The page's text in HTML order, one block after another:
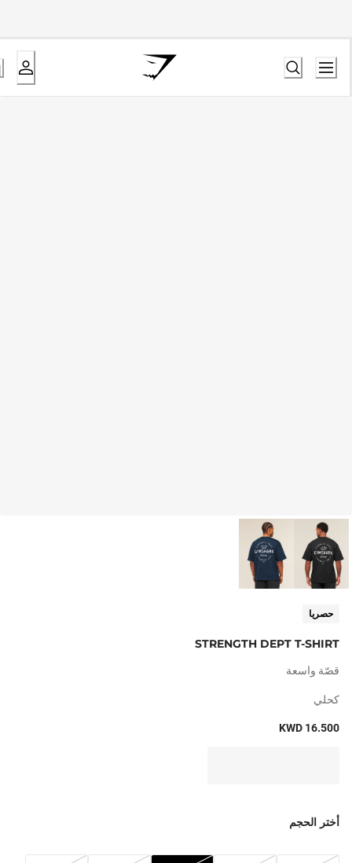
حصريا
STRENGTH DEPT T-SHIRT
قصّة واسعة
كحلي
KWD 16.500
أختر الحجم